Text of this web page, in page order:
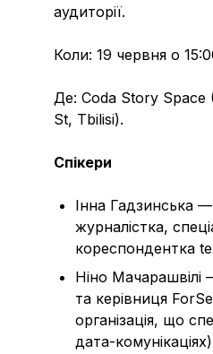
аудиторії.
Коли: 19 червня о
Де: Coda Story Space
St, Tbilisi).
Спікери
Інна Гадзинська
журналістка,
кореспондентка
Ніно Мачарашвілі
та керівниця
організація, що
дата-